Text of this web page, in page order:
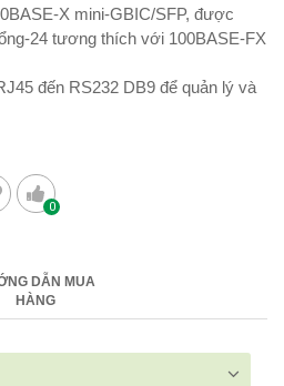
X mini-GBIC/SFP, được
24 tương thích với 100BASE-FX
đến RS232 DB9 để quản lý và
0
DẪN MUA
HÀNG